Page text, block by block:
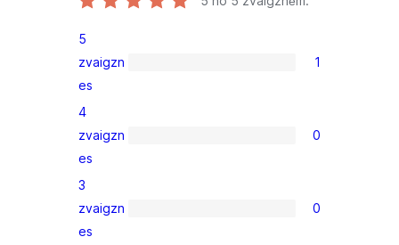
1
5-
star
review
5
zvaigzn
es
1
0
4-
star
reviews
4
zvaigzn
es
0
0
3-
3
zvaigzn
es
0